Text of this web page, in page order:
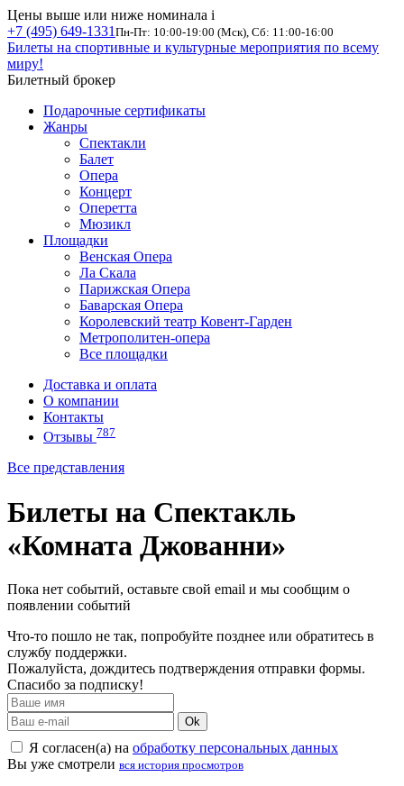
Цены выше или ниже номинала i
+7 (495) 649-1331 Пн-Пт: 10:00-19:00 (Мск), Сб: 11:00-16:00
Билеты на спортивные и культурные мероприятия по всему
миру!
Билетный брокер
Подарочные сертификаты
Жанры
Спектакли
Балет
Опера
Концерт
Оперетта
Мюзикл
Площадки
Венская Опера
Ла Скала
Парижская Опера
Баварская Опера
Королевский театр Ковент-Гарден
Метрополитен-опера
Все площадки
Доставка и оплата
О компании
Контакты
Отзывы 787
Все представления
Билеты на Спектакль
«Комната Джованни»
Пока нет событий, оставьте свой email и мы сообщим о
появлении событий
Что-то пошло не так, попробуйте позднее или обратитесь в
службу поддержки.
Пожалуйста, дождитесь подтверждения отправки формы.
Спасибо за подписку!
Ok
Я согласен(а) на обработку персональных данных
Вы уже смотрели вся история просмотров